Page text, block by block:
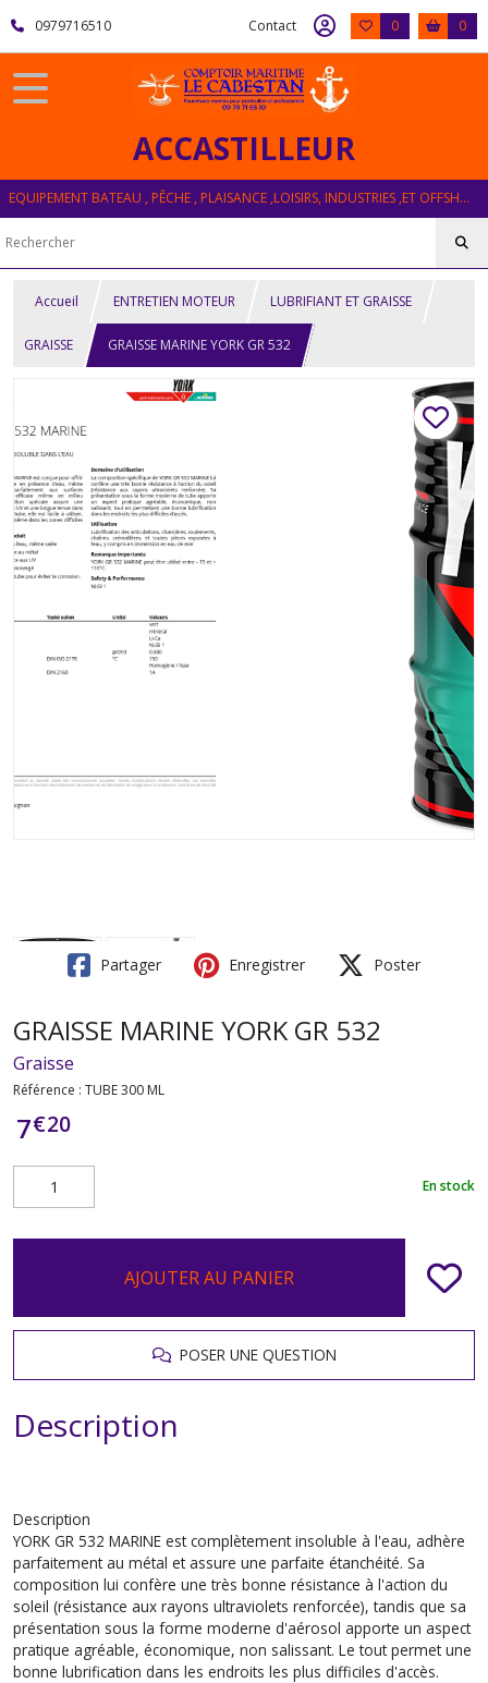
0979716510 Contact 0 0
ACCASTILLEUR
EQUIPEMENT BATEAU , PÊCHE , PLAISANCE ,LOISIRS, INDUSTRIES ,ET OFFSHORE
Accueil ENTRETIEN MOTEUR LUBRIFIANT ET GRAISSE
GRAISSE GRAISSE MARINE YORK GR 532
Partager Enregistrer Poster
GRAISSE MARINE YORK GR 532
Graisse
Référence : TUBE 300 ML
7€20
En stock
AJOUTER AU PANIER
POSER UNE QUESTION
Description
Description
YORK GR 532 MARINE est complètement insoluble à l'eau, adhère
parfaitement au métal et assure une parfaite étanchéité. Sa
composition lui confère une très bonne résistance à l'action du
soleil (résistance aux rayons ultraviolets renforcée), tandis que sa
présentation sous la forme moderne d'aérosol apporte un aspect
pratique agréable, économique, non salissant. Le tout permet une
bonne lubrification dans les endroits les plus difficiles d'accès.